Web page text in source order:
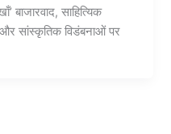
बाजारवाद, साहित्यिक
सांस्कृतिक विडंबनाओं पर